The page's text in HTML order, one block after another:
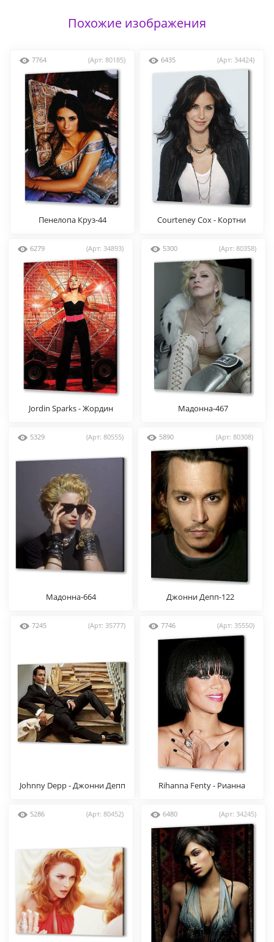
Похожие изображения
7764 (Арт: 80185)
Пенелопа Круз-44
6435 (Арт: 34424)
Courteney Cox - Кортни
6279 (Арт: 34893)
Jordin Sparks - Жордин
5300 (Арт: 80358)
Мадонна-467
5329 (Арт: 80555)
Мадонна-664
5890 (Арт: 80308)
Джонни Депп-122
7245 (Арт: 35777)
Johnny Depp - Джонни Депп
7746 (Арт: 35550)
Rihanna Fenty - Рианна
5286 (Арт: 80452) 6480 (Арт: 34245)